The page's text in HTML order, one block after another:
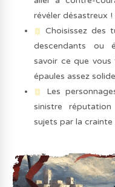
révéler désastreux !
Choisissez des
descendants ou
savoir ce que vous
épaules assez
Les
sinistre
sujets par la crainte